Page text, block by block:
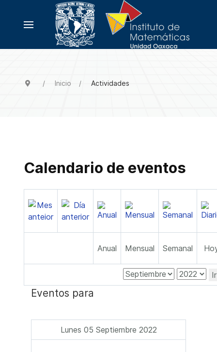
Inicio Actividades
Calendario de eventos
Anual Mensual Semanal
Eventos para
Lunes 05 Septiembre 2022